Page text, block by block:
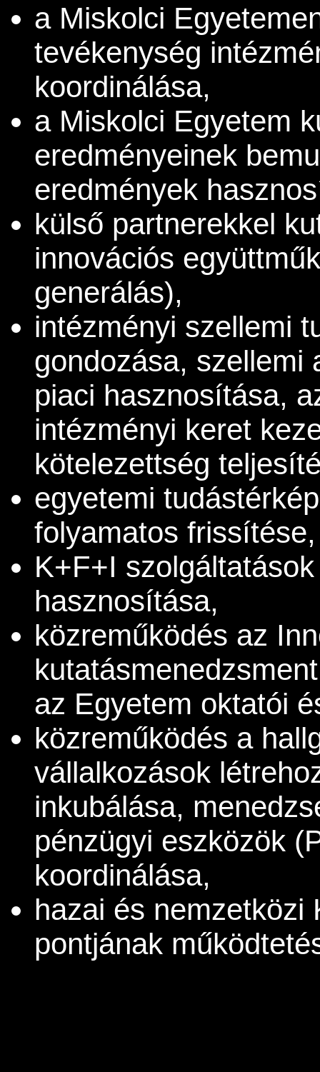
a Miskolci
tevékenység
koordinálása,
a Miskolci Egyetem
eredményeinek
eredmények
külső partnerekkel
innovációs
generálás),
intézményi szellemi
gondozása, szellemi
piaci hasznosítása,
intézményi keret
kötelezettség
egyetemi
folyamatos frissítése,
K+F+I
hasznosítása,
közreműködés az
az Egyetem oktatói
közreműködés a
vállalkozások
inkubálása,
pénzügyi eszközök
koordinálása,
hazai és nemzetközi
pontjának